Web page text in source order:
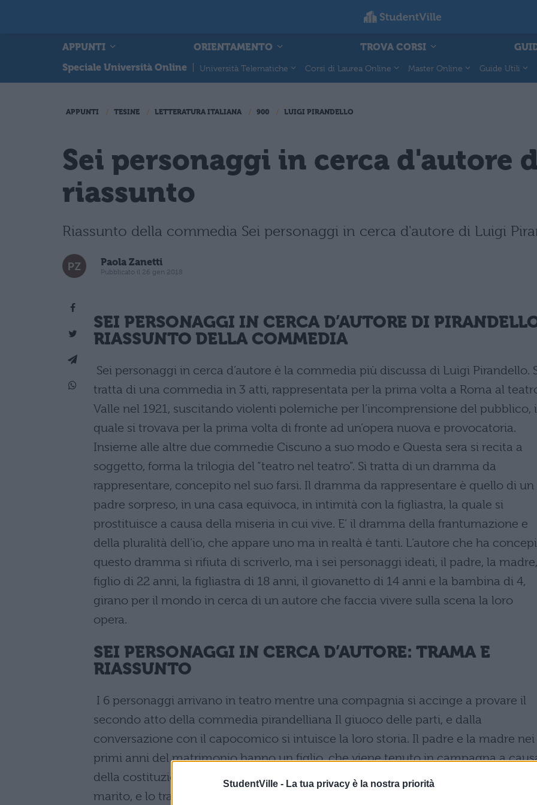
StudentVille - La tua privacy è la nostra priorità
APPUNTI ORIENTAMENTO TROVA CORSI
Speciale Università Online
Università Telematiche Corsi di Laurea Online Master Online Guide Utili
APPUNTI TESINE LETTERATURA ITALIANA 900 LUIGI PIRANDELLO
Sei personaggi in cerca d'autore
riassunto
Riassunto della commedia Sei personaggi in cerca d'autore di Luigi
Paola Zanetti
Pubblicato il 26 gen 2018
SEI PERSONAGGI IN CERCA D’AUTORE DI
RIASSUNTO DELLA COMMEDIA
Sei personaggi in cerca d’autore è la commedia più discussa di Luigi Pirandello.
tratta di una commedia in 3 atti, rappresentata per la prima volta a Roma al
Valle nel 1921, suscitando violenti polemiche per l’incomprensione del pubblico,
quale si trovava per la prima volta di fronte ad un’opera nuova e provocatoria.
Insieme alle altre due commedie Ciscuno a suo modo e Questa sera si recita a
soggetto, forma la trilogia del “teatro nel teatro”. Si tratta di un dramma da
rappresentare, concepito nel suo farsi. Il dramma da rappresentare è quello di un
padre sorpreso, in una casa equivoca, in intimità con la figliastra, la quale si
prostituisce a causa della miseria in cui vive. E’ il dramma della frantumazione e
della pluralità dell’io, che appare uno ma in realtà è tanti. L’autore che ha
questo dramma si rifiuta di scriverlo, ma i sei personaggi ideati, il padre, la
figlio di 22 anni, la figliastra di 18 anni, il giovanetto di 14 anni e la bambina di 4,
girano per il mondo in cerca di un autore che faccia vivere sulla scena la loro
opera.
SEI PERSONAGGI IN CERCA D’AUTORE: TRAMA E
RIASSUNTO
I 6 personaggi arrivano in teatro mentre una compagnia si accinge a provare il
secondo atto della commedia pirandelliana Il giuoco delle parti, e dalla
conversazione con il capocomico si intuisce la loro storia. Il padre e la madre nei
primi anni del matrimonio hanno un figlio, che viene tenuto in campagna a
della costituzione debole della madre. A causa di ciò la madre ha rancore verso il
marito, e lo tradisce con il segretario. Venuto a sapere il fatto, il padre allontana la